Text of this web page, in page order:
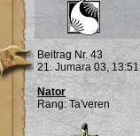
Beitrag Nr. 43
21. Jumara 03, 13:51
Nator
Rang: Ta'veren